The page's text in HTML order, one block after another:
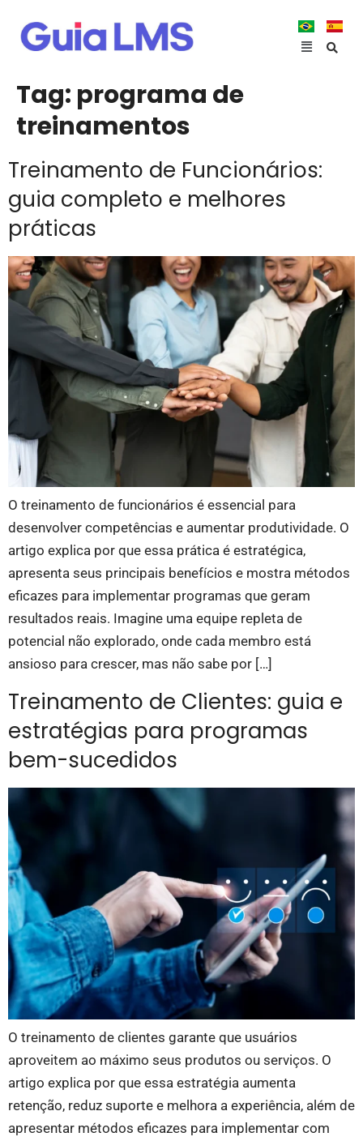
Tag: programa de
treinamentos
Treinamento de Funcionários:
guia completo e melhores
práticas
O treinamento de funcionários é essencial para
desenvolver competências e aumentar produtividade. O
artigo explica por que essa prática é estratégica,
apresenta seus principais benefícios e mostra métodos
eficazes para implementar programas que geram
resultados reais. Imagine uma equipe repleta de
potencial não explorado, onde cada membro está
ansioso para crescer, mas não sabe por […]
Treinamento de Clientes: guia e
estratégias para programas
bem-sucedidos
O treinamento de clientes garante que usuários
aproveitem ao máximo seus produtos ou serviços. O
artigo explica por que essa estratégia aumenta
retenção, reduz suporte e melhora a experiência, além de
apresentar métodos eficazes para implementar com